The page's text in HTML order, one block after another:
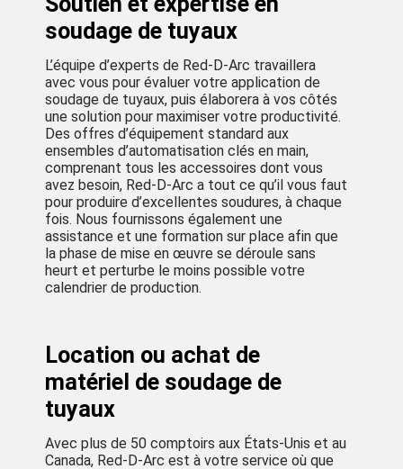
une solution pour maximiser votre productivité.
Des offres d’équipement standard aux
ensembles d’automatisation clés en main,
comprenant tous les accessoires dont vous
avez besoin, Red-D-Arc a tout ce qu’il vous faut
pour produire d’excellentes soudures, à chaque
fois. Nous fournissons également une
assistance et une formation sur place afin que
la phase de mise en œuvre se déroule sans
heurt et perturbe le moins possible votre
calendrier de production.
Location ou achat de
matériel de soudage de
Canada, Red-D-Arc est à votre service où que
vous soyez. Outre l’expertise en matière
d’applications et l’assistance pratique, nous
proposons également des options flexibles qui
vous permettent de louer ou d’acheter du
matériel de soudage de tuyaux en fonction des
besoins de votre entreprise ou de votre projet.